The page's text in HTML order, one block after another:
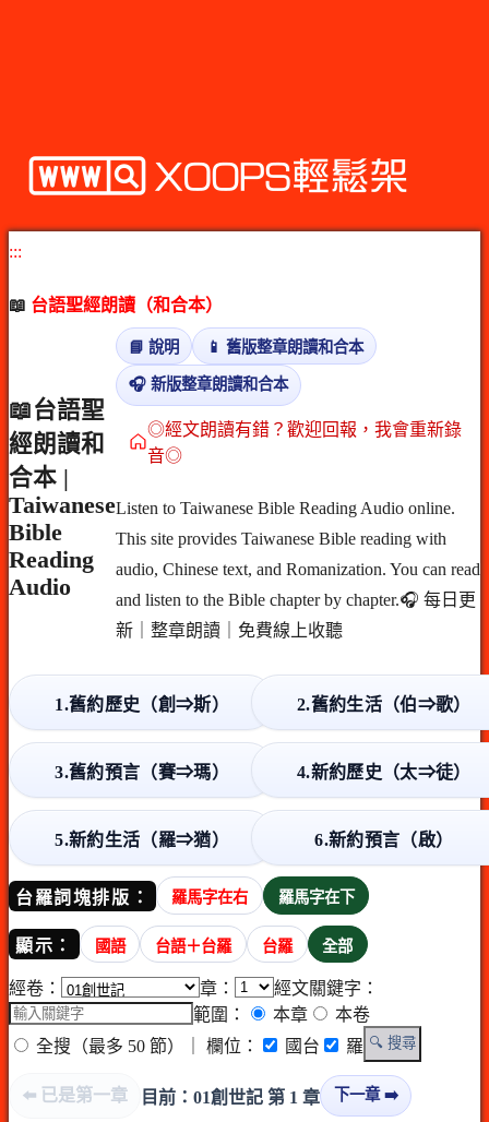
:::
📖 台語聖經朗讀（和合本）
📖台語聖
經朗讀和
合本 |
Taiwanese
Bible
Reading
Audio
📘 說明 📱 舊版整章朗讀和合本
🎧 新版整章朗讀和合本
◎經文朗讀有錯？歡迎回報，我會重新錄
音◎
Listen to Taiwanese Bible Reading Audio online.
This site provides Taiwanese Bible reading with
audio, Chinese text, and Romanization. You can read
and listen to the Bible chapter by chapter.🎧 每日更
新｜整章朗讀｜免費線上收聽
1.舊約歷史（創⇒斯） 2.舊約生活（伯⇒歌）
3.舊約預言（賽⇒瑪） 4.新約歷史（太⇒徒）
5.新約生活（羅⇒猶） 6.新約預言（啟）
台羅詞塊排版： 羅馬字在右 羅馬字在下
顯示： 國語 台語＋台羅 台羅 全部
經卷： 章：
經文關鍵字：
範圍：
本章
本卷
全搜（最多 50 節）
｜ 欄位： 國台 羅 🔍 搜尋
⬅️ 已是第一章 目前：01創世記 第 1 章 下一章 ➡️